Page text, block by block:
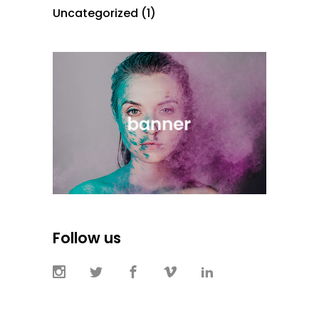
Uncategorized (1)
Follow us